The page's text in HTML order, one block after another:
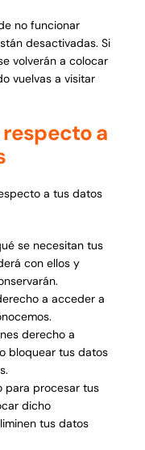
no funcionar
desactivadas. Si
volverán a colocar
vuelvas a visitar
respecto a
a tus datos
se necesitan tus
con ellos y
a acceder a
derecho a
bloquear tus datos
para procesar tus
dicho
tus datos